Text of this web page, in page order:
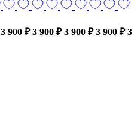
3 900 ₽ 3 900 ₽ 3 900 ₽ 3 900 ₽ 3